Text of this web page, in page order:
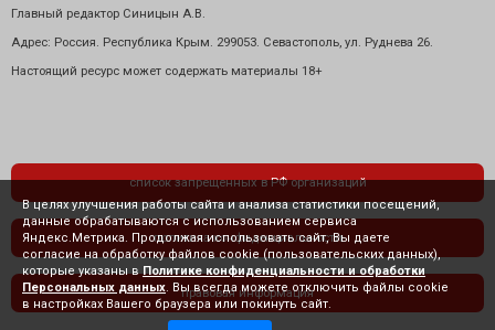
Главный редактор Синицын А.В.
Адрес: Россия. Республика Крым. 299053. Севастополь, ул. Руднева 26.
Настоящий ресурс может содержать материалы 18+
список запрещенных в РФ организаций
политика конфиденциальности
правовая информация
В целях улучшения работы сайта и анализа статистики посещений,
данные обрабатываются с использованием сервиса
Яндекс.Метрика. Продолжая использовать сайт, Вы даете
согласие на обработку файлов cookie (пользовательских данных),
которые указаны в Политике конфиденциальности и обработки
Персональных данных . Вы всегда можете отключить файлы cookie
в настройках Вашего браузера или покинуть сайт.